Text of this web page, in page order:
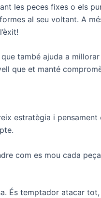
les peces fixes o els
al seu voltant. A
també ajuda a
que et manté
estratègia i
com es mou cada
És temptador atacar